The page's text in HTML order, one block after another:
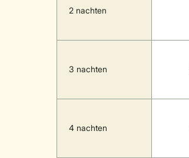
2 nachten
3 nachten
4 nachten